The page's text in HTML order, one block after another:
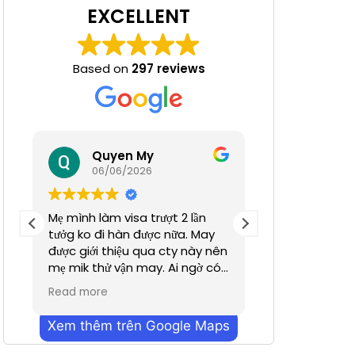
EXCELLENT
Based on 297 reviews
Quyen My
06/06/2026
Mẹ mình làm visa trượt 2 lần
tưởg ko đi hàn được nữa. May
được giới thiệu qua cty này nên
mẹ mik thử vận may. Ai ngờ có
nhanh hơn dự định chỉ trong
vỏn vẹn 2 tuần. Cũn g cảm ơn a
Dương đã hỗ trợ nhiều. Dịch vụ
bên mình làm nhanh chóng
Read more
Xem thêm trên Google Maps